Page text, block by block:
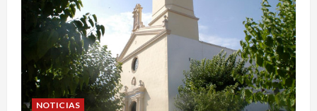
NOTICIAS